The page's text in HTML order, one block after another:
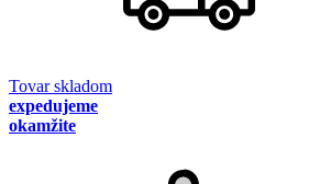
Tovar skladom
expedujeme
okamžite